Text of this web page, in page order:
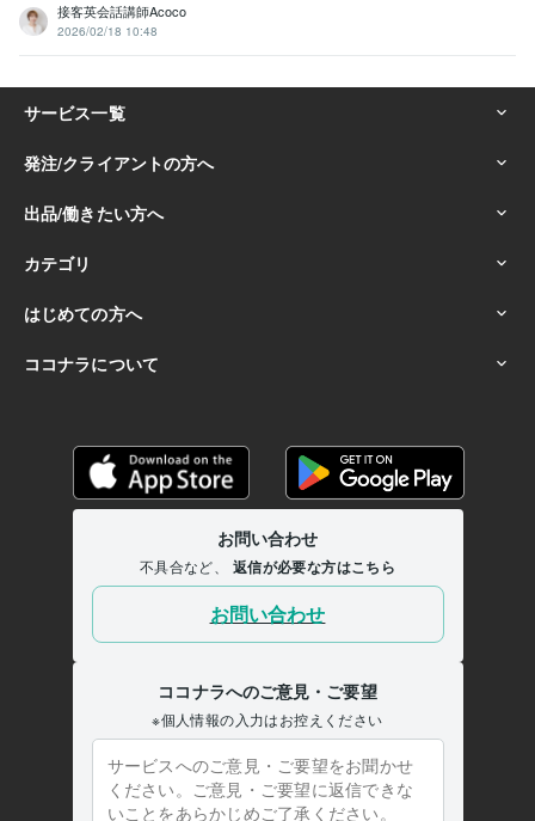
接客英会話講師Acoco
2026/02/18 10:48